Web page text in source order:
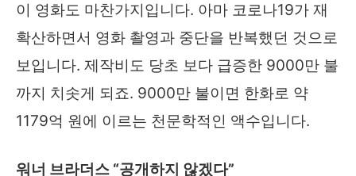
이 영화도 마찬가지입니다. 아마 코로나19가 재
확산하면서 영화 촬영과 중단을 반복했던 것으로
보입니다. 제작비도 당초 보다 급증한 9000만 불
까지 치솟게 되죠. 9000만 불이면 한화로 약
1179억 원에 이르는 천문학적인 액수입니다.
워너 브라더스 “공개하지 않겠다”